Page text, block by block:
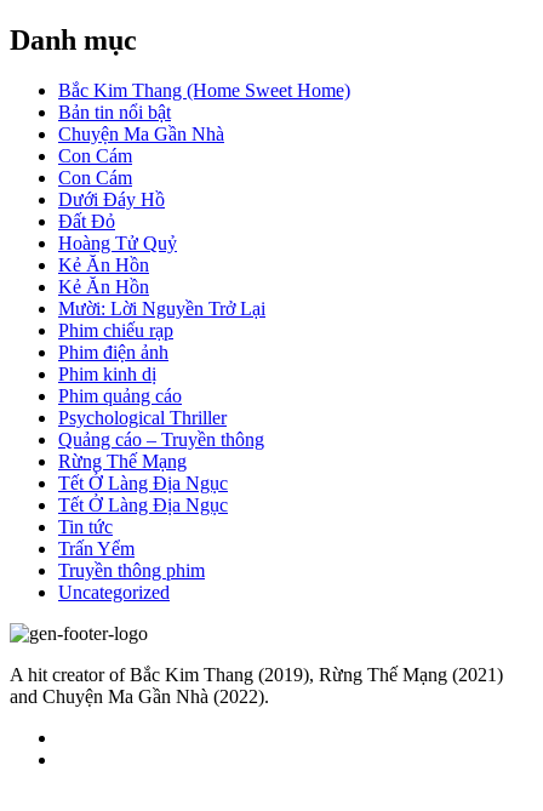
Danh mục
Bắc Kim Thang (Home Sweet Home)
Bản tin nổi bật
Chuyện Ma Gần Nhà
Con Cám
Con Cám
Dưới Đáy Hồ
Đất Đỏ
Hoàng Tử Quỷ
Kẻ Ăn Hồn
Kẻ Ăn Hồn
Mười: Lời Nguyền Trở Lại
Phim chiếu rạp
Phim điện ảnh
Phim kinh dị
Phim quảng cáo
Psychological Thriller
Quảng cáo – Truyền thông
Rừng Thế Mạng
Tết Ở Làng Địa Ngục
Tết Ở Làng Địa Ngục
Tin tức
Trấn Yểm
Truyền thông phim
Uncategorized
A hit creator of Bắc Kim Thang (2019), Rừng Thế Mạng (2021)
and Chuyện Ma Gần Nhà (2022).